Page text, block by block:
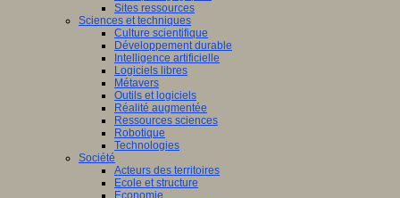
Sites ressources
Sciences et techniques
Culture scientifique
Développement durable
Intelligence artificielle
Logiciels libres
Métavers
Outils et logiciels
Réalité augmentée
Ressources sciences
Robotique
Technologies
Société
Acteurs des territoires
Ecole et structure
Economie